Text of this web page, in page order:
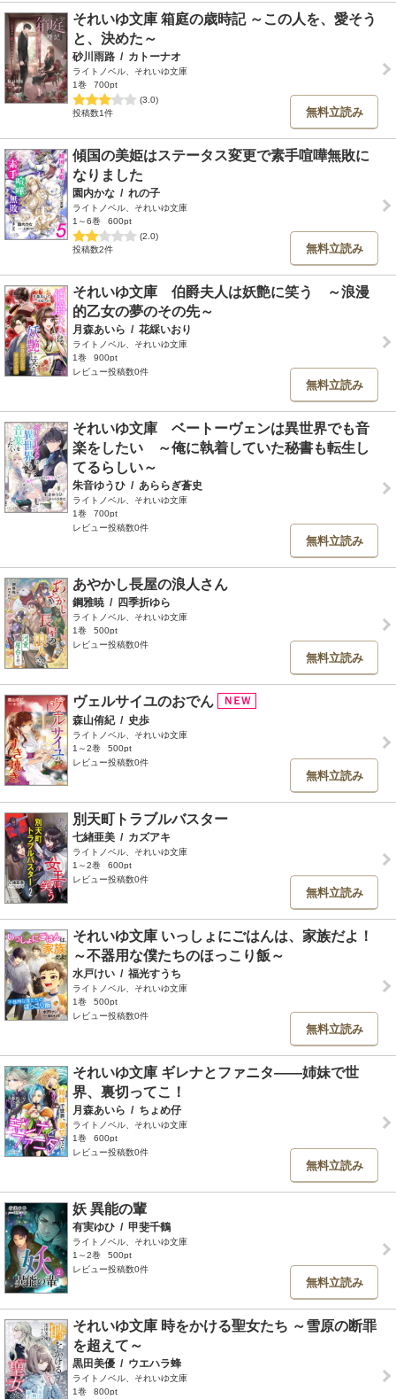
それいゆ文庫 箱庭の歳時記 ～この人を、愛そう
と、決めた～
砂川雨路 / カトーナオ
ライトノベル、それいゆ文庫
1巻
700pt
(3.0)
投稿数1件
無料立読み
傾国の美姫はステータス変更で素手喧嘩無敗に
なりました
園内かな / れの子
ライトノベル、それいゆ文庫
1～6巻
600pt
(2.0)
投稿数2件
無料立読み
それいゆ文庫 伯爵夫人は妖艶に笑う ～浪漫
的乙女の夢のその先～
月森あいら / 花綵いおり
ライトノベル、それいゆ文庫
1巻
900pt
レビュー投稿数0件
無料立読み
それいゆ文庫 ベートーヴェンは異世界でも音
楽をしたい ～俺に執着していた秘書も転生し
てるらしい～
朱音ゆうひ / あららぎ蒼史
ライトノベル、それいゆ文庫
1巻
700pt
レビュー投稿数0件
無料立読み
あやかし長屋の浪人さん
鋼雅暁 / 四季折ゆら
ライトノベル、それいゆ文庫
1巻
500pt
レビュー投稿数0件
無料立読み
ヴェルサイユのおでん
森山侑紀 / 史歩
ライトノベル、それいゆ文庫
1～2巻
500pt
レビュー投稿数0件
無料立読み
別天町トラブルバスター
七緖亜美 / カズアキ
ライトノベル、それいゆ文庫
1～2巻
600pt
レビュー投稿数0件
無料立読み
それいゆ文庫 いっしょにごはんは、家族だよ！
～不器用な僕たちのほっこり飯～
水戸けい / 福光すうち
ライトノベル、それいゆ文庫
1巻
500pt
レビュー投稿数0件
無料立読み
それいゆ文庫 ギレナとファニタ――姉妹で世
界、裏切ってこ！
月森あいら / ちょめ仔
ライトノベル、それいゆ文庫
1巻
600pt
レビュー投稿数0件
無料立読み
妖 異能の輩
有実ゆひ / 甲斐千鶴
ライトノベル、それいゆ文庫
1～2巻
500pt
レビュー投稿数0件
無料立読み
それいゆ文庫 時をかける聖女たち ～雪原の断罪
を超えて～
黒田美優 / ウエハラ蜂
ライトノベル、それいゆ文庫
1巻
800pt